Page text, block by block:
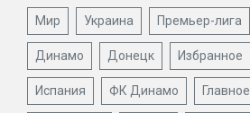
Мир Украина Премьер-лига
Динамо Донецк Избранное
Испания ФК Динамо Главное